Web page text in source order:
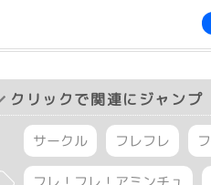
クリックで関連にジャンプ
サークル フレフレ